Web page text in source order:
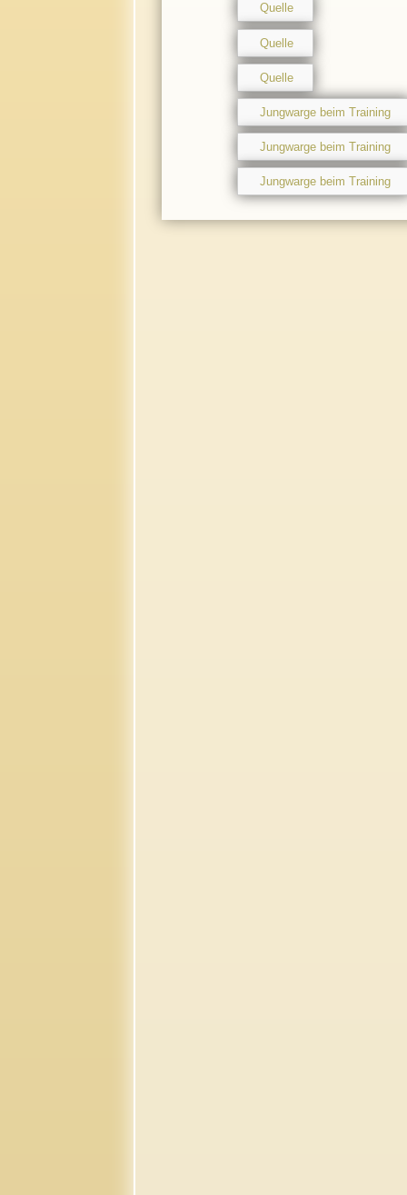
Quelle
Quelle
Quelle
Jungwarge beim Training
Jungwarge beim Training
Jungwarge beim Training